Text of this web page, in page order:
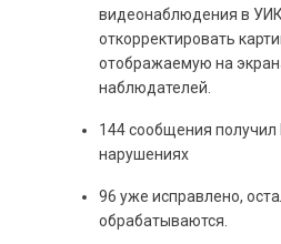
видеонаблюдения в
откорректировать
отображаемую на
наблюдателей.
144 сообщения
нарушениях
96 уже исправлено,
обрабатываются.